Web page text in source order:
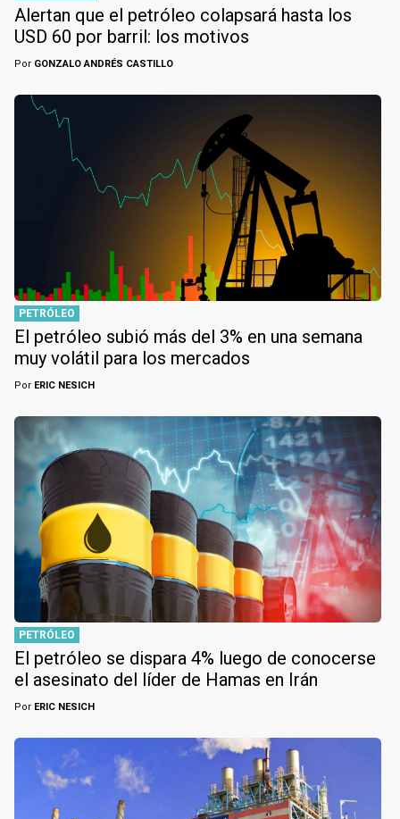
Alertan que el petróleo colapsará hasta los
USD 60 por barril: los motivos
Por GONZALO ANDRÉS CASTILLO
PETRÓLEO
El petróleo subió más del 3% en una semana
muy volátil para los mercados
Por ERIC NESICH
PETRÓLEO
El petróleo se dispara 4% luego de conocerse
el asesinato del líder de Hamas en Irán
Por ERIC NESICH